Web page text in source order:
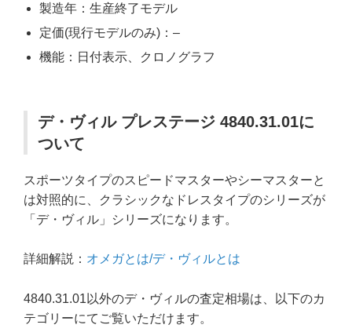
製造年：生産終了モデル
定価(現行モデルのみ)：–
機能：日付表示、クロノグラフ
デ・ヴィル プレステージ 4840.31.01に
ついて
スポーツタイプのスピードマスターやシーマスターと
は対照的に、クラシックなドレスタイプのシリーズが
「デ・ヴィル」シリーズになります。
詳細解説： オメガとは/デ・ヴィルとは
4840.31.01以外のデ・ヴィルの査定相場は、以下のカ
テゴリーにてご覧いただけます。